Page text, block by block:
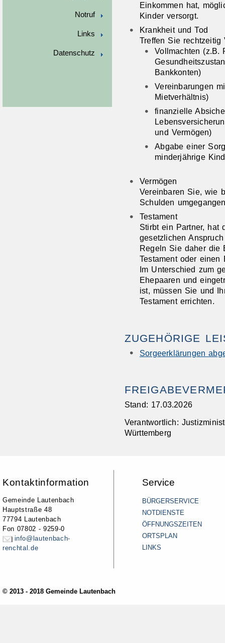
Notruf
Links
Datenschutz
Einkommen hat,
Kinder versorgt.
Krankheit und Tod
Treffen Sie rechtzeitig
Vollmachten (z.B.
Bankkonten)
Vereinbarungen
Mietverhältnis)
finanzielle
und Vermögen)
Abgabe einer
minderjährige
Vermögen
Vereinbaren Sie, wie
Schulden
Testament
Stirbt ein Partner, hat
gesetzlichen
Regeln Sie daher die
Testament oder einen
Im Unterschied zum
Ehepaaren und
ist, müssen Sie und
Testament errichten.
ZUGEHÖRIGE
Sorgeerklärungen
Stand: 17.03.2026
Verantwortlich:
Württemberg
Kontaktinformation
Gemeinde Lautenbach
Hauptstraße 48
77794 Lautenbach
Fon 07802 - 9259-0
info@lautenbach-
renchtal.de
Service
BÜRGERSERVICE
NOTDIENSTE
ÖFFNUNGSZEITEN
ORTSPLAN
LINKS
© 2013 - 2018 Gemeinde Lautenbach